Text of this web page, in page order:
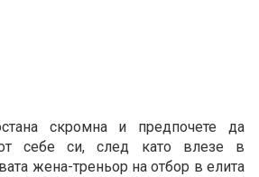
скромна и предпочете да
себе си, след като влезе в
жена-треньор на отбор в елита